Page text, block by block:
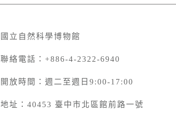
國立自然科學博物館
聯絡電話：+886-4-2322-6940
開放時間：週二至週日9:00-17:00
地址：40453 臺中市北區館前路一號